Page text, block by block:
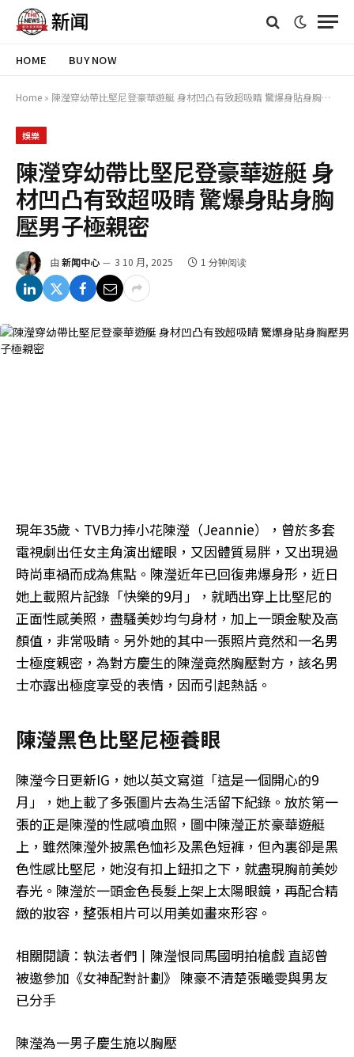
HOME BUY NOW
Home » 陳瀅穿幼帶比堅尼登豪華遊艇 身材凹凸有致超吸睛 驚爆身貼身胸壓男子極親密
娛樂
陳瀅穿幼帶比堅尼登豪華遊艇 身
材凹凸有致超吸睛 驚爆身貼身胸
壓男子極親密
由 新闻中心 3 10 月, 2025 1 分钟阅读
現年35歲、TVB力捧小花陳瀅（Jeannie），曾於多套
電視劇出任女主角演出耀眼，又因體質易胖，又出現過
時尚車禍而成為焦點。陳瀅近年已回復弗爆身形，近日
她上載照片記錄「快樂的9月」，就晒出穿上比堅尼的
正面性感美照，盡騷美妙均勻身材，加上一頭金駛及高
顏值，非常吸睛。另外她的其中一張照片竟然和一名男
士極度親密，為對方慶生的陳瀅竟然胸壓對方，該名男
士亦露出極度享受的表情，因而引起熱話。
陳瀅黑色比堅尼極養眼
陳瀅今日更新IG，她以英文寫道「這是一個開心的9
月」，她上載了多張圖片去為生活留下紀錄。放於第一
張的正是陳瀅的性感噴血照，圖中陳瀅正於豪華遊艇
上，雖然陳瀅外披黑色恤衫及黑色短褲，但內裏卻是黑
色性感比堅尼，她沒有扣上鈕扣之下，就盡現胸前美妙
春光。陳瀅於一頭金色長髮上架上太陽眼鏡，再配合精
緻的妝容，整張相片可以用美如畫來形容。
相關閱讀：執法者們丨陳瀅恨同馬國明拍槍戲 直認曾
被邀參加《女神配對計劃》 陳豪不清楚張曦雯與男友
已分手
陳瀅為一男子慶生施以胸壓